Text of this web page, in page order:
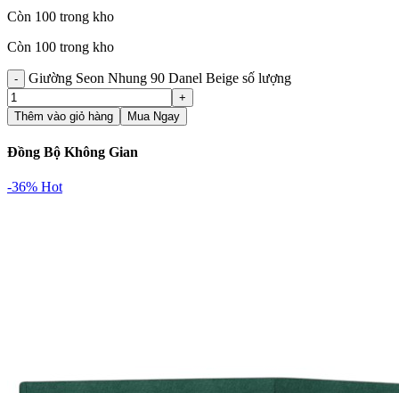
Còn 100 trong kho
Còn 100 trong kho
Giường Seon Nhung 90 Danel Beige số lượng
Thêm vào giỏ hàng Mua Ngay
Đồng Bộ Không Gian
-36% Hot